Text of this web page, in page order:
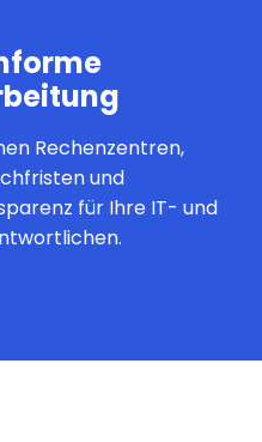
Rechenzentren,
und
für Ihre IT- und